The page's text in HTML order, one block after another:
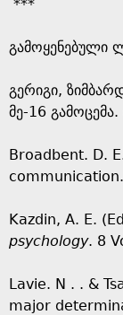
***
გამოყენებული
გერიგი,
მე-16
Broadbent. D.
Kazdin, A. E.
psychology. 8
Lavie. N . . &
major